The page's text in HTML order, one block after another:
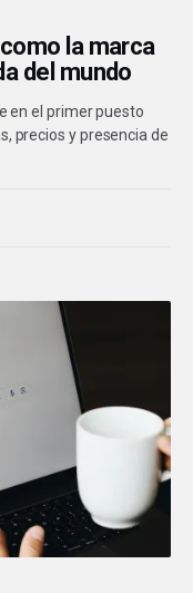
la marca
del mundo
en el primer puesto
precios y presencia de